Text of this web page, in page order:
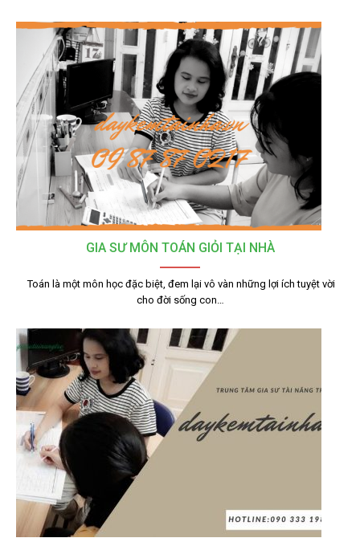
GIA SƯ MÔN TOÁN GIỎI TẠI NHÀ
Toán là một môn học đặc biệt, đem lại vô vàn những lợi ích tuyệt vời
cho đời sống con…